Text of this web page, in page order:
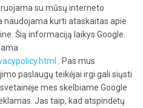
su mūsų interneto
naudojama kurti ataskaitas apie
Šią informaciją laikys Google.
. Pas mus
paslaugų teikėjai irgi gali siųsti
mes skelbiame Google
Jas taip, kad atspindėtų